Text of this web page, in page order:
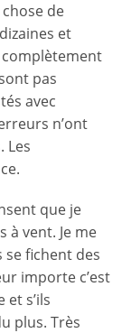
de
et
complètement
pas
avec
n’ont
Les
que je
à vent. Je me
fichent des
importe c’est
et s’ils
plus. Très